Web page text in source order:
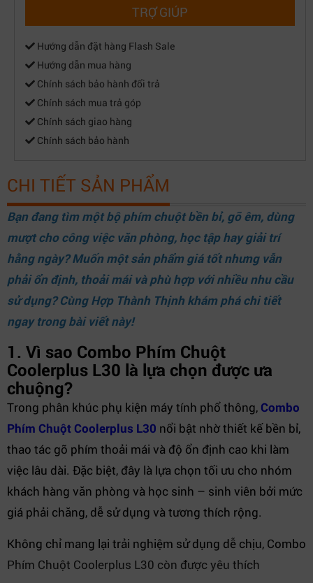
TRỢ GIÚP
Hướng dẫn đặt hàng Flash Sale
Hướng dẫn mua hàng
Chính sách bảo hành đổi trả
Chính sách mua trả góp
Chính sách giao hàng
Chính sách bảo hành
CHI TIẾT SẢN PHẨM
Bạn đang tìm một bộ phím chuột bền bỉ, gõ êm, dùng
mượt cho công việc văn phòng, học tập hay giải trí
hằng ngày? Muốn một sản phẩm giá tốt nhưng vẫn
phải ổn định, thoải mái và phù hợp với nhiều nhu cầu
sử dụng? CùngHợp Thành Thịnh khám phá chi tiết
ngay trong bài viết này!
1. Vì sao Combo Phím Chuột
Coolerplus L30 là lựa chọn được ưa
chuộng?
Trong phân khúc phụ kiện máy tính phổ thông, Combo
Phím Chuột Coolerplus L30 nổi bật nhờ thiết kế bền bỉ,
thao tác gõ phím thoải mái và độ ổn định cao khi làm
việc lâu dài. Đặc biệt, đây là lựa chọn tối ưu cho nhóm
khách hàng văn phòng và học sinh – sinh viên bởi mức
giá phải chăng, dễ sử dụng và tương thích rộng.
Không chỉ mang lại trải nghiệm sử dụng dễ chịu, Combo
Phím Chuột Coolerplus L30 còn được yêu thích